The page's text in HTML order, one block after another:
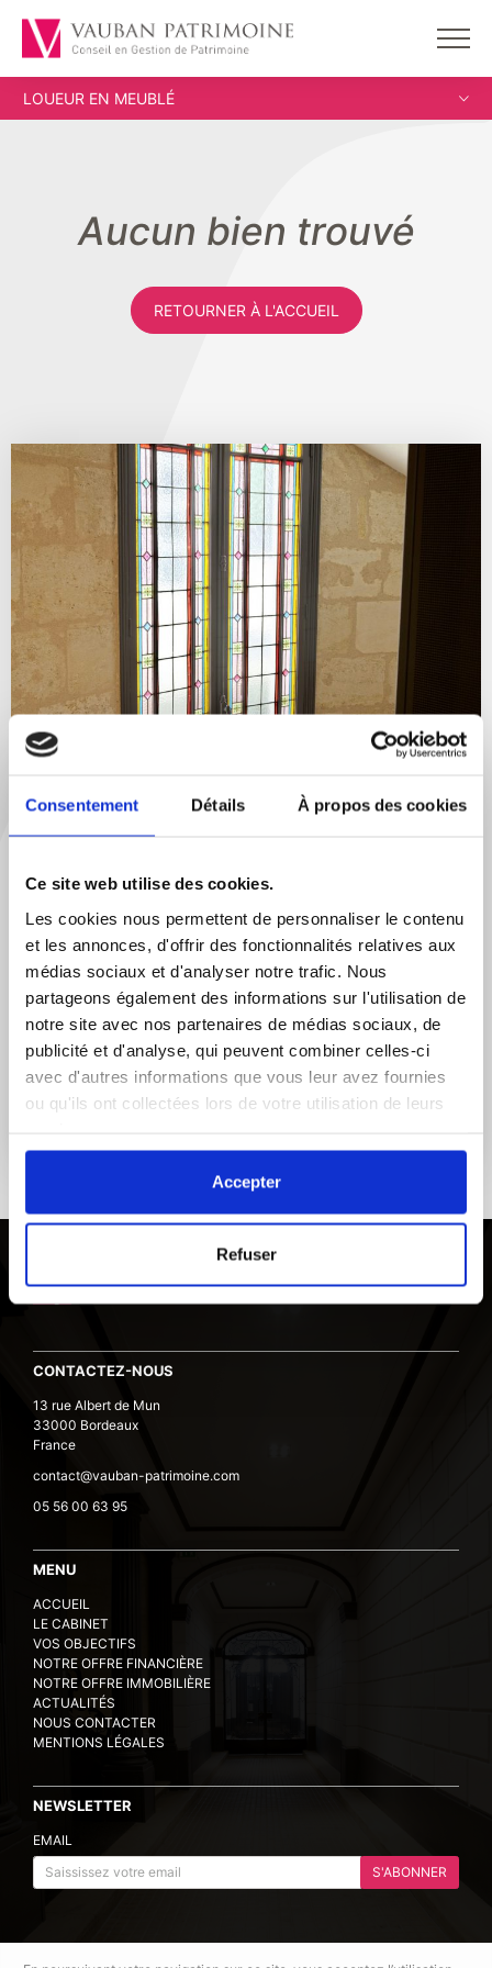
Consentement Détails À propos des cookies
Ce site web utilise des cookies.
Les cookies nous permettent de personnaliser le contenu
et les annonces, d'offrir des fonctionnalités relatives aux
médias sociaux et d'analyser notre trafic. Nous
partageons également des informations sur l'utilisation de
notre site avec nos partenaires de médias sociaux, de
publicité et d'analyse, qui peuvent combiner celles-ci
avec d'autres informations que vous leur avez fournies
ou qu'ils ont collectées lors de votre utilisation de leurs
Accepter
Refuser
LOUEUR EN MEUBLÉ
Aucun bien trouvé
RETOURNER À L'ACCUEIL
NOTRE OFFRE FINANCIÈRE
Nous sommes là pour vous
accompagner
Assurance vie, Placements bancaires, Epargne
salariale, Retraite, Prévoyance…
NOTRE OFFRE FINANCIÈRE
CONTACTEZ-NOUS
13 rue Albert de Mun
33000 Bordeaux
France
contact@vauban-patrimoine.com
05 56 00 63 95
MENU
ACCUEIL
LE CABINET
VOS OBJECTIFS
NOTRE OFFRE FINANCIÈRE
NOTRE OFFRE IMMOBILIÈRE
ACTUALITÉS
NOUS CONTACTER
MENTIONS LÉGALES
NEWSLETTER
EMAIL
S'ABONNER